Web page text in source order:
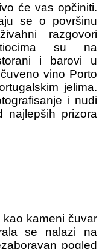
će vas opčiniti.
se o površinu
razgovori
su na
i barovi u
vino Porto
jelima.
i nudi
prizora
kameni čuvar
se nalazi na
pogled